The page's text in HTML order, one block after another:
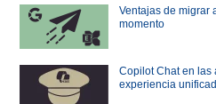
Ventajas de migrar
momento
Copilot Chat en las
experiencia